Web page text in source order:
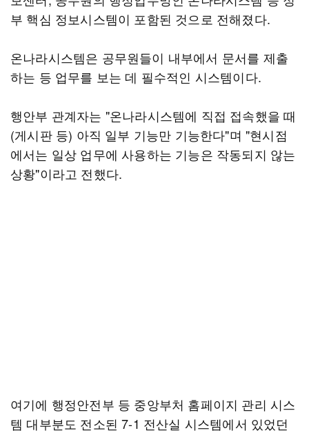
부 핵심 정보시스템이 포함된 것으로 전해졌다.
온나라시스템은 공무원들이 내부에서 문서를 제출
하는 등 업무를 보는 데 필수적인 시스템이다.
행안부 관계자는 "온나라시스템에 직접 접속했을 때
(게시판 등) 아직 일부 기능만 기능한다"며 "현시점
에서는 일상 업무에 사용하는 기능은 작동되지 않는
상황"이라고 전했다.
여기에 행정안전부 등 중앙부처 홈페이지 관리 시스
템 대부분도 전소된 7-1 전산실 시스템에서 있었던